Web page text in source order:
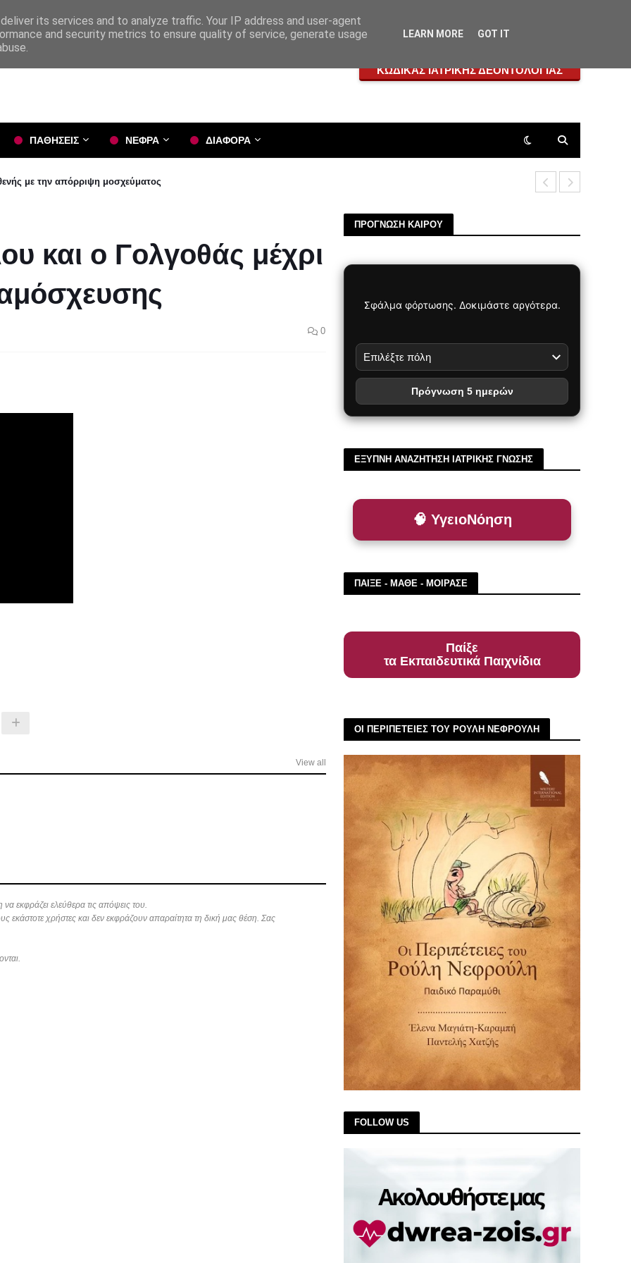
ΚΩΔΙΚΑΣ ΙΑΤΡΙΚΗΣ ΔΕΟΝΤΟΛΟΓΙΑΣ
ΠΑΘΗΣΕΙΣ ΝΕΦΡΑ ΔΙΑΦΟΡΑ
με την απόρριψη μοσχεύματος
και ο Γολγοθάς μέχρι
0
View all
εκφράζει ελεύθερα τις απόψεις του.
εκάστοτε χρήστες και δεν εκφράζουν απαραίτητα τη δική μας θέση. Σας
ΠΡΟΓΝΩΣΗ ΚΑΙΡΟΥ
Σφάλμα φόρτωσης. Δοκιμάστε αργότερα.
Πρόγνωση 5 ημερών
ΕΞΥΠΝΗ ΑΝΑΖΗΤΗΣΗ ΙΑΤΡΙΚΗΣ ΓΝΩΣΗΣ
🧠 ΥγειοΝόηση
ΠΑΙΞΕ - ΜΑΘΕ - ΜΟΙΡΑΣΕ
Παίξε
τα Εκπαιδευτικά Παιχνίδια
ΟΙ ΠΕΡΙΠΕΤΕΙΕΣ ΤΟΥ ΡΟΥΛΗ ΝΕΦΡΟΥΛΗ
FOLLOW US
its services and to analyze traffic. Your IP address and user-agent
and security metrics to ensure quality of service, generate usage
LEARN MORE GOT IT